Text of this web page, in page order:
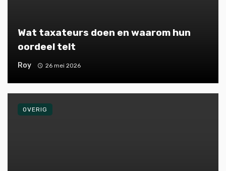
Wat taxateurs doen en waarom hun
oordeel telt
Roy 26 mei 2026
OVERIG